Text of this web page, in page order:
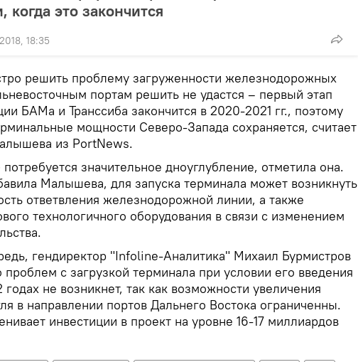
когда это закончится
18:35
решить проблему загруженности железнодорожных
портам решить не удастся – первый этап
БАМа и Транссиба закончится в 2020-2021 гг., поэтому
мощности Северо-Запада сохраняется, считает
из PortNews.
значительное дноуглубление, отметила она.
Малышева, для запуска терминала может возникнуть
ответвления железнодорожной линии, а также
технологичного оборудования в связи с изменением
гендиректор "Infoline-Аналитика" Михаил Бурмистров
проблем с загрузкой терминала при условии его введения
годах не возникнет, так как возможности увеличения
в направлении портов Дальнего Востока ограниченны.
инвестиции в проект на уровне 16-17 миллиардов